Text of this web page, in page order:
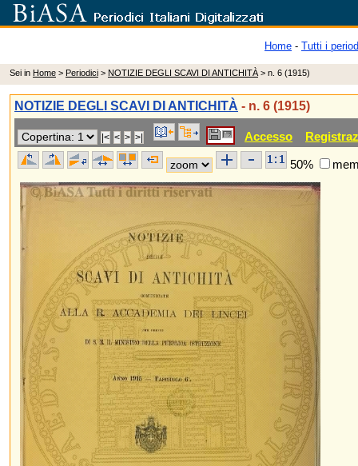
Home - Tutti i
Sei in Home > Periodici > NOTIZIE DEGLI SCAVI DI ANTICHITÀ > n. 6 (1915)
NOTIZIE DEGLI SCAVI DI ANTICHITÀ - n. 6 (1915)
Accesso
50%